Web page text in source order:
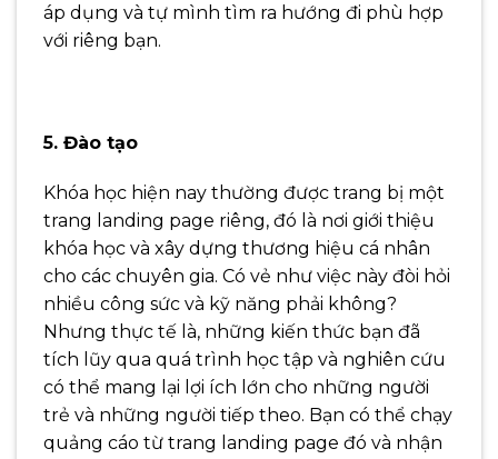
áp dụng và tự mình tìm ra hướng đi phù hợp
với riêng bạn.
5. Đào tạo
Khóa học hiện nay thường được trang bị một
trang landing page riêng, đó là nơi giới thiệu
khóa học và xây dựng thương hiệu cá nhân
cho các chuyên gia. Có vẻ như việc này đòi hỏi
nhiều công sức và kỹ năng phải không?
Nhưng thực tế là, những kiến thức bạn đã
tích lũy qua quá trình học tập và nghiên cứu
có thể mang lại lợi ích lớn cho những người
trẻ và những người tiếp theo. Bạn có thể chạy
quảng cáo từ trang landing page đó và nhận